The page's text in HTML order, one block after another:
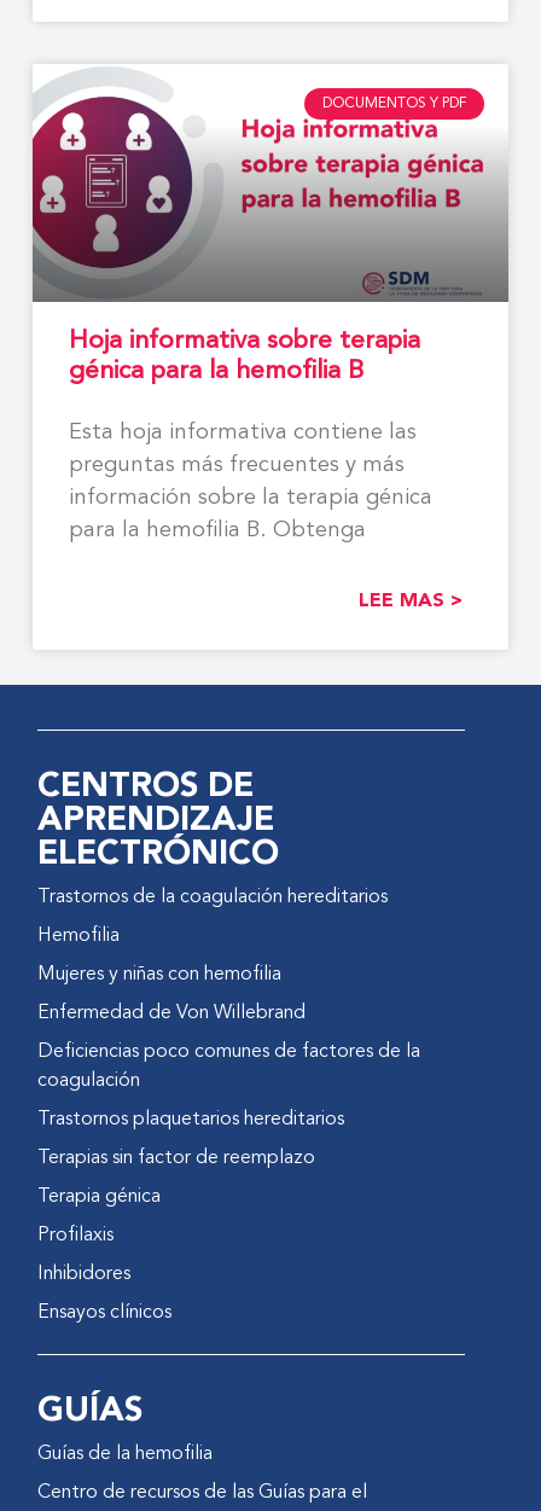
DOCUMENTOS Y PDF
Hoja informativa sobre terapia
génica para la hemofilia B
Esta hoja informativa contiene las
preguntas más frecuentes y más
información sobre la terapia génica
para la hemofilia B. Obtenga
LEE MAS >
CENTROS DE
APRENDIZAJE
ELECTRÓNICO
Trastornos de la coagulación hereditarios
Hemofilia
Mujeres y niñas con hemofilia
Enfermedad de Von Willebrand
Deficiencias poco comunes de factores de la
coagulación
Trastornos plaquetarios hereditarios
Terapias sin factor de reemplazo
Terapia génica
Profilaxis
Inhibidores
Ensayos clínicos
GUÍAS
Guías de la hemofilia
Centro de recursos de las Guías para el